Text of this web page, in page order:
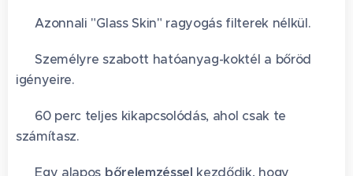
✅ Azonnali "Glass Skin" ragyogás filterek nélkül.
✅ Személyre szabott hatóanyag-koktél a bőröd
igényeire.
✅ 60 perc teljes kikapcsolódás, ahol csak te
számítasz.
✅ Egy alapos bőrelemzéssel kezdődik, hogy